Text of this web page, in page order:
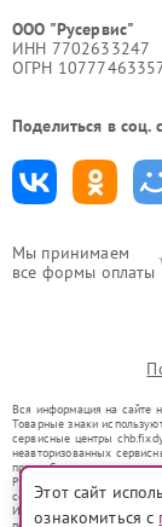
Мы принимаем
все формы оплаты
ООО "Русервис"
ИНН 7702633247
ОГРН
Поделиться в соц.
Вся информация на сайте
Товарные знаки
сервисные центры
неавторизованных
правообладателями
Ремонт осуществляется
со статьей 1487 ГК РФ.
Использование товарных
Этот сайт
ознакомиться с